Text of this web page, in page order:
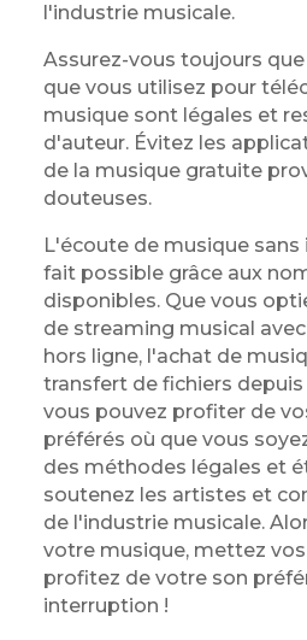
l'industrie musicale.
Assurez-vous toujours
que vous utilisez pour
musique sont légales et
d'auteur. Évitez les
de la musique gratuite
douteuses.
L'écoute de musique
fait possible grâce aux
disponibles. Que vous
de streaming musical
hors ligne, l'achat de
transfert de fichiers
vous pouvez profiter de
préférés où que vous
des méthodes légales et
soutenez les artistes et
de l'industrie musicale.
votre musique, mettez
profitez de votre son
interruption !